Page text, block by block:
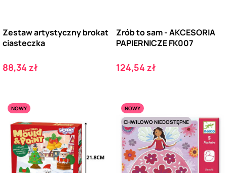
Zestaw artystyczny brokat
ciasteczka
Cena
88,34 zł
Zrób to sam - AKCESORIA
PAPIERNICZE FK007
Cena
124,54 zł
NOWY
NOWY
CHWILOWO NIEDOSTĘPNE